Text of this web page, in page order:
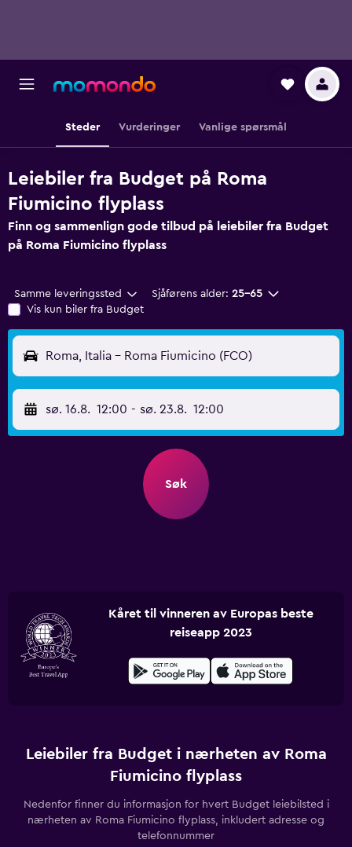
Steder Vurderinger Vanlige spørsmål
Leiebiler fra Budget på Roma
Fiumicino flyplass
Finn og sammenlign gode tilbud på leiebiler fra Budget
på Roma Fiumicino flyplass
Samme leveringssted Sjåførens alder: 25–65
Vis kun biler fra Budget
Roma, Italia - Roma Fiumicino (FCO)
sø. 16.8. 12:00 - sø. 23.8. 12:00
Søk
Kåret til vinneren av Europas beste
reiseapp 2023
Leiebiler fra Budget i nærheten av Roma
Fiumicino flyplass
Nedenfor finner du informasjon for hvert Budget leiebilsted i
nærheten av Roma Fiumicino flyplass, inkludert adresse og
telefonnummer